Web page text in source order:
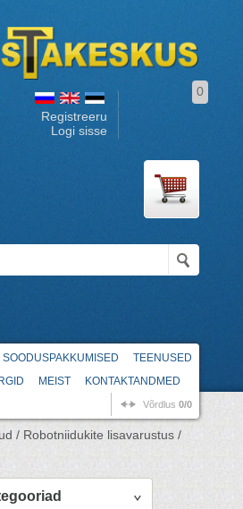
Registreeru
Logi sisse
0
SOODUSPAKKUMISED
TEENUSED
MEIST KONTAKTANDMED
Võrdlus 0/0
/ Robotniidukite lisavarustus /